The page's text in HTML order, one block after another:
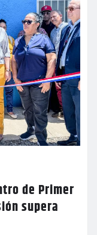
de Primer
supera